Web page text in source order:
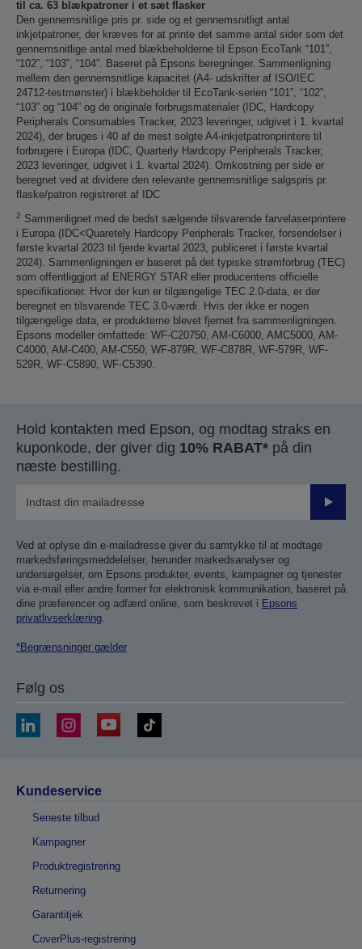
til ca. 63 blækpatroner i et sæt flasker
Den gennemsnitlige pris pr. side og et gennemsnitligt antal
inkjetpatroner, der kræves for at printe det samme antal sider som det
gennemsnitlige antal med blækbeholderne til Epson EcoTank “101”,
“102”, “103”, “104”. Baseret på Epsons beregninger. Sammenligning
mellem den gennemsnitlige kapacitet (A4- udskrifter af ISO/IEC
24712-testmønster) i blækbeholder til EcoTank-serien “101”, “102”,
“103” og “104” og de originale forbrugsmaterialer (IDC, Hardcopy
Peripherals Consumables Tracker, 2023 leveringer, udgivet i 1. kvartal
2024), der bruges i 40 af de mest solgte A4-inkjetpatronprintere til
forbrugere i Europa (IDC, Quarterly Hardcopy Peripherals Tracker,
2023 leveringer, udgivet i 1. kvartal 2024). Omkostning per side er
beregnet ved at dividere den relevante gennemsnitlige salgspris pr.
flaske/patron registreret af IDC
2 Sammenlignet med de bedst sælgende tilsvarende farvelaserprintere
i Europa (IDC<Quaretely Hardcopy Peripherals Tracker, forsendelser i
første kvartal 2023 til fjerde kvartal 2023, publiceret i første kvartal
2024). Sammenligningen er baseret på det typiske strømforbrug (TEC)
som offentliggjort af ENERGY STAR eller producentens officielle
specifikationer. Hvor der kun er tilgængelige TEC 2.0-data, er der
beregnet en tilsvarende TEC 3.0-værdi. Hvis der ikke er nogen
tilgængelige data, er produkterne blevet fjernet fra sammenligningen.
Epsons modeller omfattede: WF-C20750, AM-C6000, AMC5000, AM-
C4000, AM-C400, AM-C550, WF-879R, WF-C878R, WF-579R, WF-
529R, WF-C5890, WF-C5390.
Hold kontakten med Epson, og modtag straks en
kuponkode, der giver dig 10% RABAT* på din
næste bestilling.
Send
Ved at oplyse din e-mailadresse giver du samtykke til at modtage
markedsføringsmeddelelser, herunder markedsanalyser og
undersøgelser, om Epsons produkter, events, kampagner og tjenester
via e-mail eller andre former for elektronisk kommunikation, baseret på
dine præferencer og adfærd online, som beskrevet i Epsons
privatlivserklæring.
*Begrænsninger gælder
Følg os
Kundeservice
Seneste tilbud
Kampagner
Produktregistrering
Returnering
Garantitjek
CoverPlus-registrering